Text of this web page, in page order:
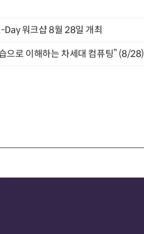
워크샵 8월 28일 개최
으로 이해하는 차세대 컴퓨팅” (8/28)